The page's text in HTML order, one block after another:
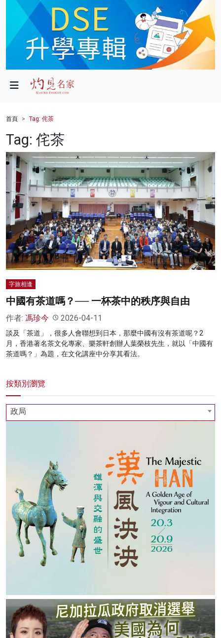
政局
財經
健康
商業
科技
影片
名家榜
灼見活動
首頁 Tag: 侘茶
Tag: 侘茶
字旅相逢
中國有茶道嗎？── 一杯茶中的秩序與自由
作者: 馮珍今 2026-04-11
談及「茶道」，很多人會聯想到日本，那麼中國有沒有茶道呢？2
月，香港著名茶文化專家、樂茶軒創辦人葉榮枝先生，就以「中國有
茶道嗎？」為題，在文化講座中分享其看法。
按類別瀏覽
政局